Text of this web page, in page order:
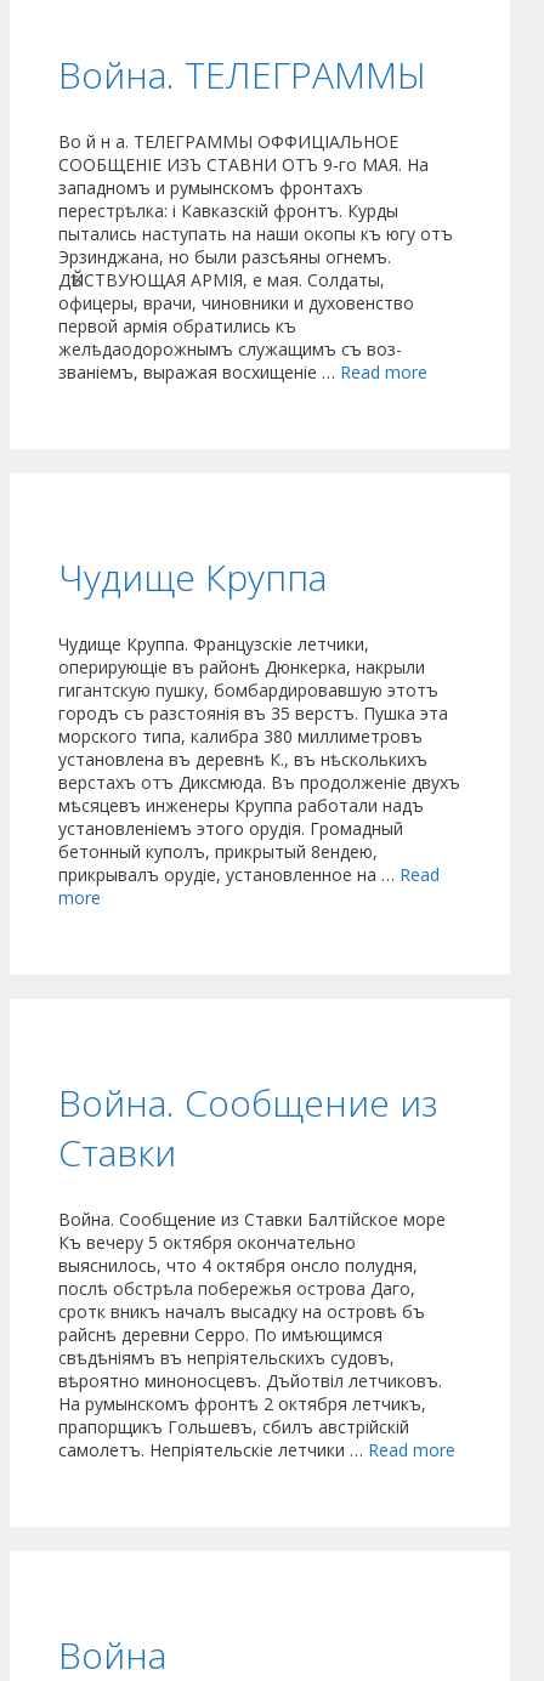
Война. ТЕЛЕГРАММЫ
Во й н а. ТЕЛЕГРАММЫ ОФФИЦІАЛЬНОЕ
СООБЩЕНІЕ ИЗЪ СТАВНИ ОТЪ 9-го МАЯ. На
западномъ и румынскомъ фрон­тахъ
перестрѣлка: і Кавказскій фронтъ. Курды
пытались наступать на наши окопы къ югу отъ
Эрзинджана, но были разсѣяны огнемъ.
ДѢЙСТВУЮЩАЯ АРМІЯ, е мая. Сол­даты,
офицеры, врачи, чиновники и ду­ховенство
первой армія обратились къ
желѣдаодорожнымъ служащимъ съ воз­
званіемъ, выражая восхищеніе … Read more
Чудище Круппа
Чудище Круппа. Французскіе летчики,
оперирующіе въ районѣ Дюнкерка, накрыли
гигантскую пушку, бомбардировавшую этотъ
городъ съ разстоянія въ 35 верстъ. Пушка эта
морского типа, калибра 380 миллиметровъ
установлена въ деревнѣ К., въ нѣсколькихъ
верстахъ отъ Диксмюда. Въ продолженіе двухъ
мѣсяцевъ инженеры Круппа работали надъ
установленіемъ этого орудія. Громадный
бетонный куполъ, прикрытый 8ендею,
прикрывалъ орудіе, установленное на … Read
more
Война. Сообщение из
Ставки
Война. Сообщение из Ставки Балтійское море
Къ вечеру 5 октября окончательно
выяснилось, что 4 октября онсло полудня,
послѣ обстрѣла побережья острова Даго,
сротк вникъ началъ высадку на островѣ бъ
райснѣ деревни Серро. По имѣющимся
свѣдѣніямъ въ непріятельскихъ судовъ,
вѣроятно миноносцевъ. Дъйотвіл летчиковъ.
На румынскомъ фронтѣ 2 октября летчикъ,
прапорщикъ Гольшевъ, сбилъ австрійскій
самолетъ. Непріятельскіе летчики … Read more
Война